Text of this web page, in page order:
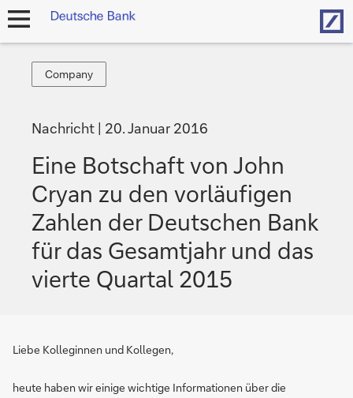
Navigation
Company
Company
Nachricht 20. Januar 2016
Eine Botschaft von John
Cryan zu den vorläufigen
Zahlen der Deutschen Bank
für das Gesamtjahr und das
vierte Quartal 2015
Liebe Kolleginnen und Kollegen,
heute haben wir einige wichtige Informationen über die